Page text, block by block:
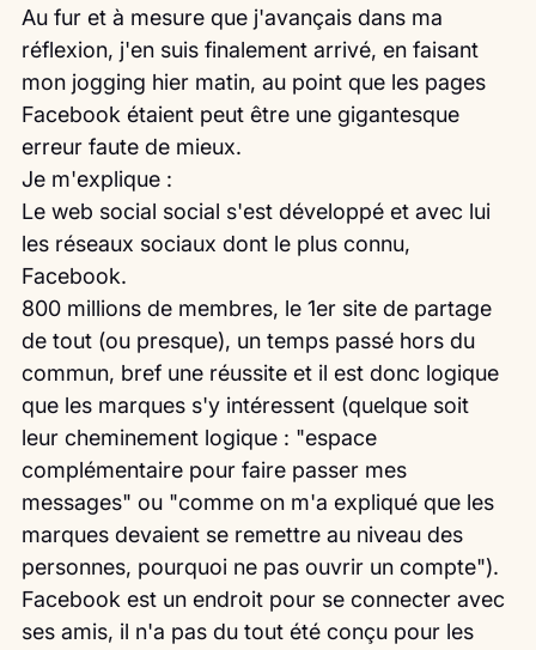
Au fur et à mesure que j'avançais dans ma
réflexion, j'en suis finalement arrivé, en faisant
mon jogging hier matin, au point que les pages
Facebook étaient peut être une gigantesque
erreur faute de mieux.
Je m'explique :
Le web social social s'est développé et avec lui
les réseaux sociaux dont le plus connu,
Facebook.
800 millions de membres, le 1er site de partage
de tout (ou presque), un temps passé hors du
commun, bref une réussite et il est donc logique
que les marques s'y intéressent (quelque soit
leur cheminement logique : "espace
complémentaire pour faire passer mes
messages" ou "comme on m'a expliqué que les
marques devaient se remettre au niveau des
personnes, pourquoi ne pas ouvrir un compte").
Facebook est un endroit pour se connecter avec
ses amis, il n'a pas du tout été conçu pour les